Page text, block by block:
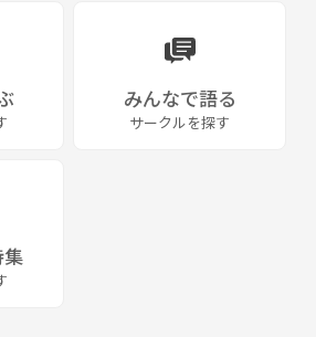
みんなで語る
サークルを探す